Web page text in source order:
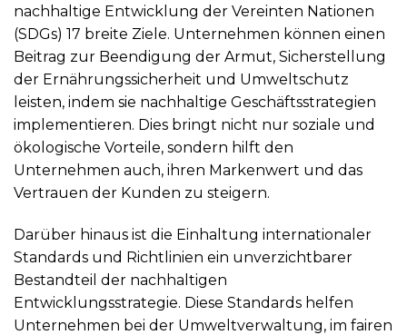
nachhaltige Entwicklung der Vereinten Nationen
(SDGs) 17 breite Ziele. Unternehmen können einen
Beitrag zur Beendigung der Armut, Sicherstellung
der Ernährungssicherheit und Umweltschutz
leisten, indem sie nachhaltige Geschäftsstrategien
implementieren. Dies bringt nicht nur soziale und
ökologische Vorteile, sondern hilft den
Unternehmen auch, ihren Markenwert und das
Vertrauen der Kunden zu steigern.
Darüber hinaus ist die Einhaltung internationaler
Standards und Richtlinien ein unverzichtbarer
Bestandteil der nachhaltigen
Entwicklungsstrategie. Diese Standards helfen
Unternehmen bei der Umweltverwaltung, im fairen